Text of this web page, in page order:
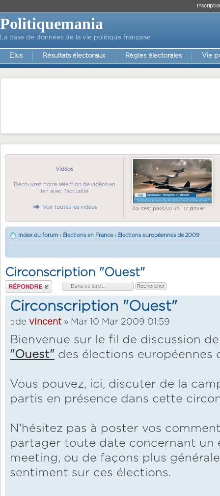
Politiquemania
La base de données de la vie politique française
Elus Résultats électoraux Règles électorales Vie
Vidéos
Découvrez notre sélection de vidéos en
lien avec l'actualité.
Voir toutes les vidéos Ãa s'est passÃ© un... 17 janvier
Index du forum ‹ Élections en France ‹ Élections européennes de 2009
Circonscription "Ouest"
Répondre
Circonscription "Ouest"
de vincent » Mar 10 Mar 2009 01:59
Bienvenue sur le fil de discussion
"Ouest" des élections européennes
Vous pouvez, ici, discuter de la
partis en présence dans cette
N'hésitez pas à poster vos
partager toute date concernant un
meeting, ou de façons plus
sentiment sur ces élections.